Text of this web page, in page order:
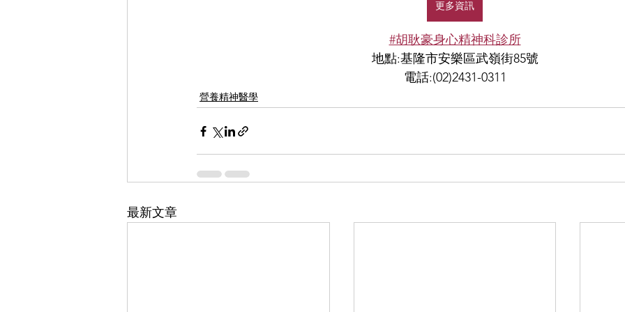
更多資訊
#胡耿豪身心精神科診所
地點:基隆市安樂區武嶺街85號
電話:(02)2431-0311
營養精神醫學
最新文章